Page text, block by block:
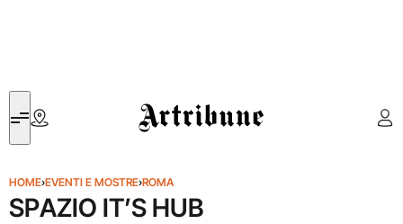
Artribune
HOME›EVENTI E MOSTRE›ROMA
SPAZIO IT’S HUB